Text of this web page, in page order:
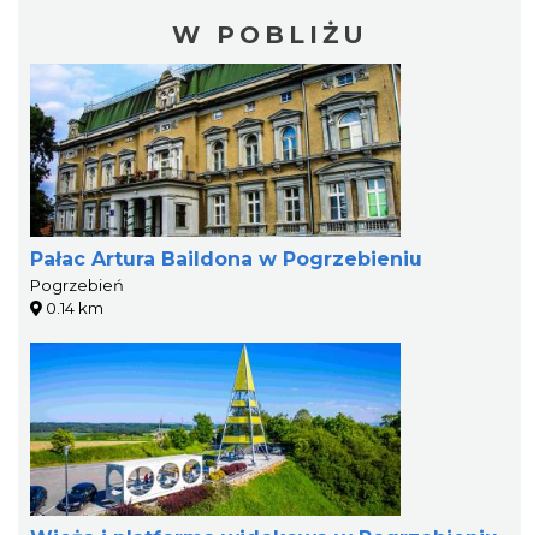
W POBLIŻU
Pałac Artura Baildona w Pogrzebieniu
Pogrzebień
0.14 km